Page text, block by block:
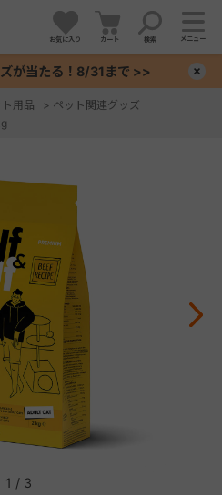
お気に入り カート 検索 メニュー
が当たる！8/31まで >>
用品 > ペット関連グッズ
1 / 3